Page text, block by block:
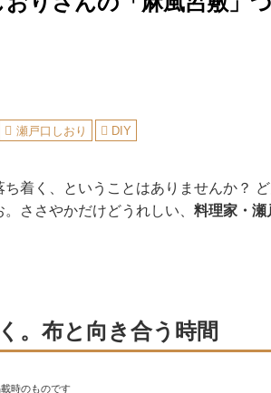
瀬戸口しおり DIY
着く、ということはありませんか？
ささやかだけどうれしい、 料理家・瀬
。布と向き合う時間
時のものです